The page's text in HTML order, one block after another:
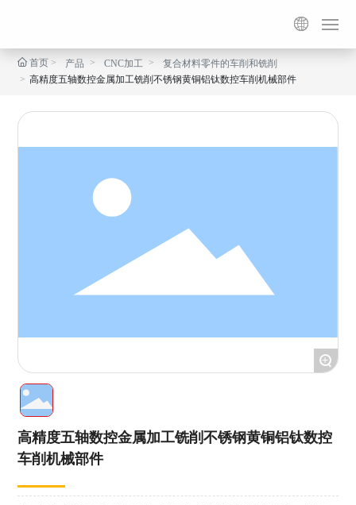

首页
产品中心
新闻中心
联系我们
首页 产品 CNC加工
复合材料零件的车削和铣削
高精度五轴数控金属加工铣削不锈钢黄铜铝钛数控车削机械部件
+
高精度五轴数控金属加工铣削不锈钢黄铜铝钛数控
车削机械部件